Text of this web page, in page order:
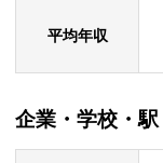
平均年収
企業・学校・駅